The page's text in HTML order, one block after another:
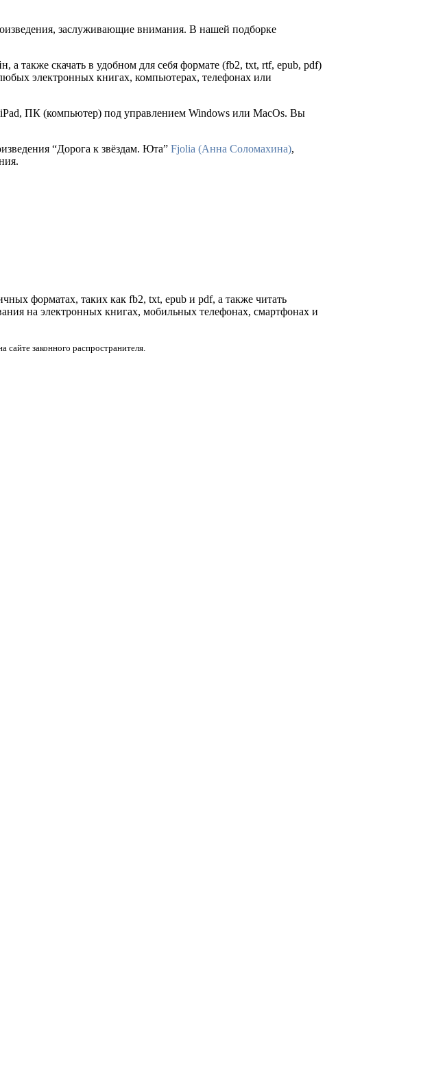
заслуживающие внимания. В нашей подборке
а также скачать в удобном для себя формате (fb2, txt, rtf, epub, pdf)
электронных книгах, компьютерах, телефонах или
ПК (компьютер) под управлением Windows или MacOs. Вы
“Дорога к звёздам. Юта” Fjolia (Анна Соломахина),
форматах, таких как fb2, txt, epub и pdf, а также читать
на электронных книгах, мобильных телефонах, смартфонах и
законного распространителя.